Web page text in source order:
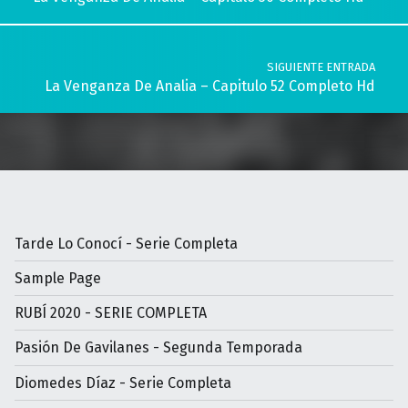
SIGUIENTE ENTRADA
La Venganza De Analia – Capitulo 52 Completo Hd
Tarde Lo Conocí - Serie Completa
Sample Page
RUBÍ 2020 - SERIE COMPLETA
Pasión De Gavilanes - Segunda Temporada
Diomedes Díaz - Serie Completa